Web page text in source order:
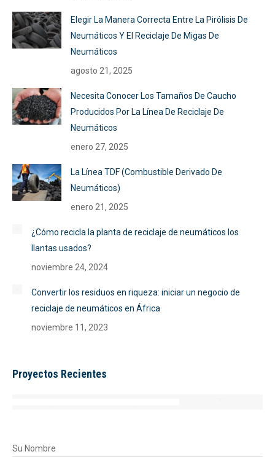
Elegir La Manera Correcta Entre La Pirólisis De
Neumáticos Y El Reciclaje De Migas De
Neumáticos
agosto 21, 2025
Necesita Conocer Los Tamaños De Caucho
Producidos Por La Línea De Reciclaje De
Neumáticos
enero 27, 2025
La Línea TDF (Combustible Derivado De
Neumáticos)
enero 21, 2025
¿Cómo recicla la planta de reciclaje de neumáticos los
llantas usados?
noviembre 24, 2024
Convertir los residuos en riqueza: iniciar un negocio de
reciclaje de neumáticos en África
noviembre 11, 2023
Proyectos Recientes
Su Nombre